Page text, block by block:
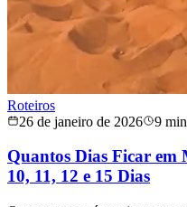
Roteiros
26 de janeiro de 2026
9
Quantos Dias Ficar em
10, 11, 12 e 15 Dias